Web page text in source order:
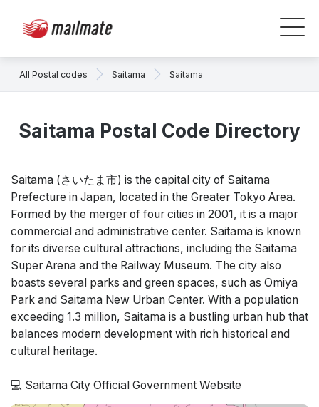
All Postal codes Saitama Saitama
Saitama Postal Code Directory
Saitama (さいたま市) is the capital city of Saitama
Prefecture in Japan, located in the Greater Tokyo Area.
Formed by the merger of four cities in 2001, it is a major
commercial and administrative center. Saitama is known
for its diverse cultural attractions, including the Saitama
Super Arena and the Railway Museum. The city also
boasts several parks and green spaces, such as Omiya
Park and Saitama New Urban Center. With a population
exceeding 1.3 million, Saitama is a bustling urban hub that
balances modern development with rich historical and
cultural heritage.
💻 Saitama City Official Government Website